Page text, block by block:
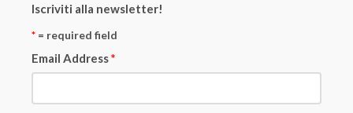
Iscriviti alla newsletter!
* = required field
Email Address*